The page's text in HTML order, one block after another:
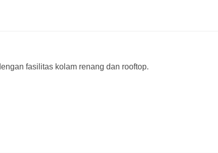
fasilitas kolam renang dan rooftop.